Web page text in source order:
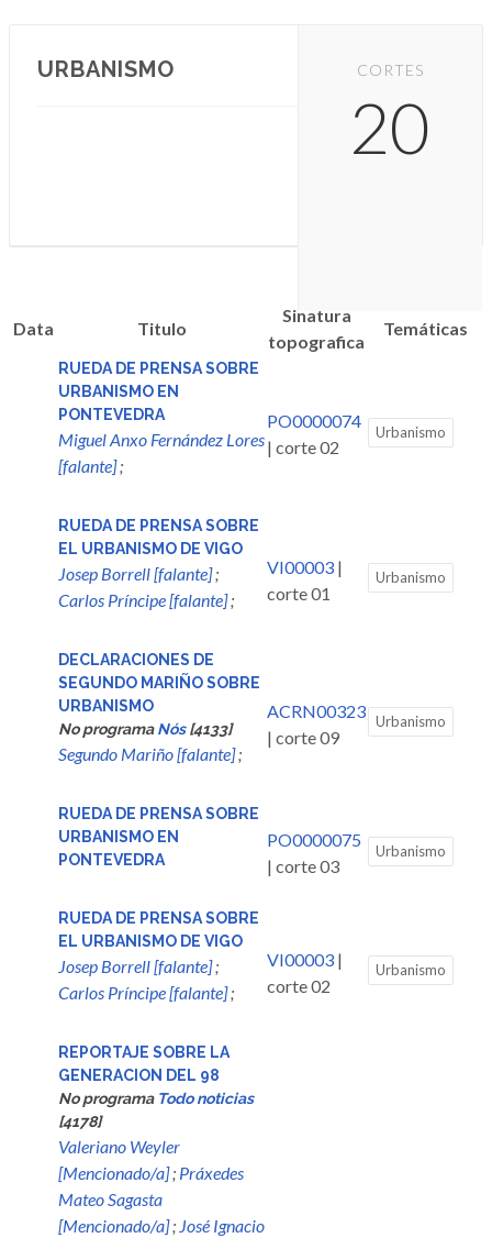
URBANISMO CORTES
20
Data Titulo
Sinatura
topografica
Temáticas
RUEDA DE PRENSA SOBRE
URBANISMO EN
PONTEVEDRA
Miguel Anxo Fernández Lores
[falante];
PO0000074
| corte 02
Urbanismo
RUEDA DE PRENSA SOBRE
EL URBANISMO DE VIGO
Josep Borrell [falante];
Carlos Príncipe [falante];
VI00003 |
corte 01
Urbanismo
DECLARACIONES DE
SEGUNDO MARIÑO SOBRE
URBANISMO
No programaNós[4133]
Segundo Mariño [falante];
ACRN00323
| corte 09
Urbanismo
RUEDA DE PRENSA SOBRE
URBANISMO EN
PONTEVEDRA
PO0000075
| corte 03
Urbanismo
RUEDA DE PRENSA SOBRE
EL URBANISMO DE VIGO
Josep Borrell [falante];
Carlos Príncipe [falante];
VI00003 |
corte 02
Urbanismo
REPORTAJE SOBRE LA
GENERACION DEL 98
No programa Todo noticias
[4178]
Valeriano Weyler
[Mencionado/a]; Práxedes
Mateo Sagasta
[Mencionado/a]; José Ignacio